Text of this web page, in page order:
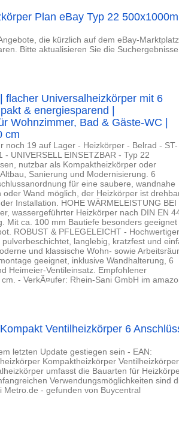
Plan eBay Typ 22
die kürzlich auf dem eBay-
Bitte aktualisieren Sie die
flacher Universalheizkörper mit 6
& energiesparend |
Wohnzimmer, Bad & Gäste-WC |
cm
noch 19 auf Lager - Heizkörper - Belrad - ST-
UNIVERSELL EINSETZBAR - Typ 22
nutzbar als Kompaktheizkörper oder
Sanierung und Modernisierung. 6
für eine saubere, wandnahe
Wand möglich, der Heizkörper ist
Installation. HOHE WÄRMELEISTUNG BEI
wassergeführter Heizkörper nach DIN EN
Mit ca. 100 mm Bautiefe besonders
ROBUST & PFLEGELEICHT - Hochwertiger
langlebig, kratzfest und
und klassische Wohn- sowie
geeignet, inklusive Wandhalterung, 6
Heimeier-Ventileinsatz. Empfohlener
- VerkÃ¤ufer: Rhein-Sani GmbH im
Ventilheizkörper 6
letzten Update gestiegen sein - EAN:
Kompaktheizkörper
umfasst die Bauarten für
Verwendungsmöglichkeiten sind
Metro.de - gefunden von Buycentral